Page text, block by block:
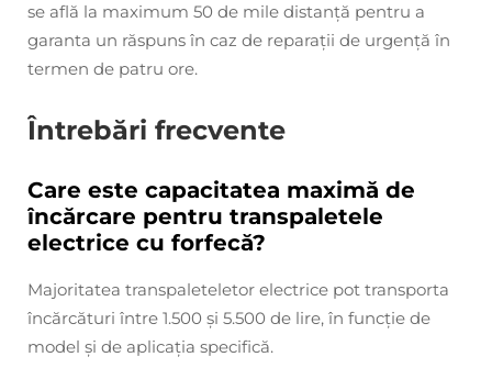
se află la maximum 50 de mile distanță pentru a
garanta un răspuns în caz de reparații de urgență în
termen de patru ore.
Întrebări frecvente
Care este capacitatea maximă de
încărcare pentru transpaletele
electrice cu forfecă?
Majoritatea transpaleteletor electrice pot transporta
încărcături între 1.500 și 5.500 de lire, în funcție de
model și de aplicația specifică.